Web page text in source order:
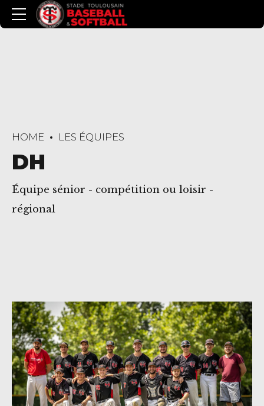
HOME LES ÉQUIPES
DH
Équipe sénior - compétition ou loisir -
régional